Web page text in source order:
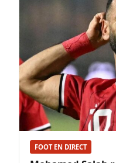
FOOT EN DIRECT